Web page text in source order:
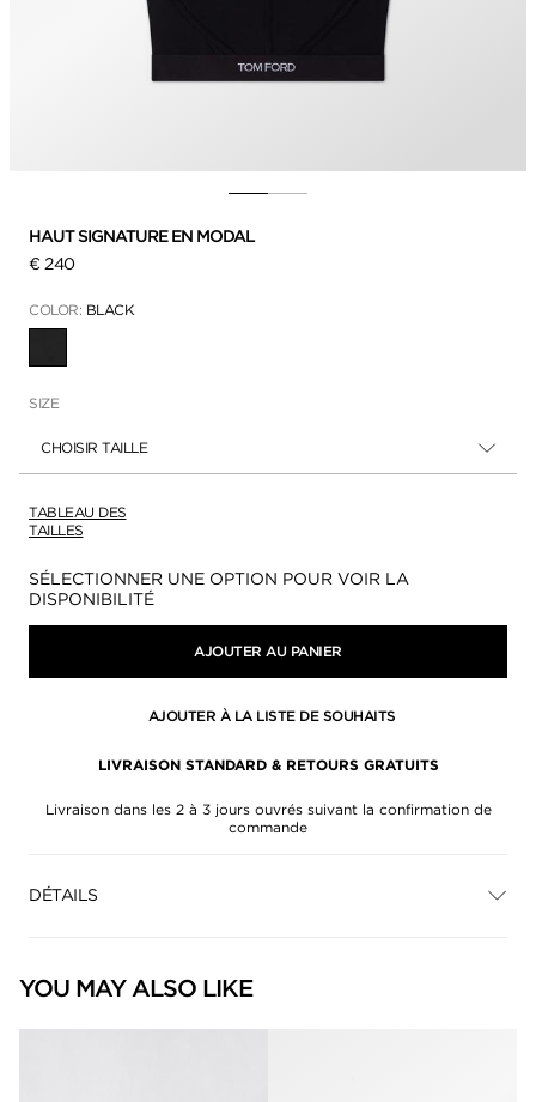
HAUT SIGNATURE EN MODAL
€ 240
COLOR: BLACK
SIZE
CHOISIR TAILLE
TABLEAU DES
TAILLES
Disponibilité:
SÉLECTIONNER UNE OPTION POUR VOIR LA
DISPONIBILITÉ
AJOUTER AU PANIER
AJOUTER À LA LISTE DE SOUHAITS
LIVRAISON STANDARD & RETOURS GRATUITS
Livraison dans les 2 à 3 jours ouvrés suivant la confirmation de
commande
DÉTAILS
YOU MAY ALSO LIKE